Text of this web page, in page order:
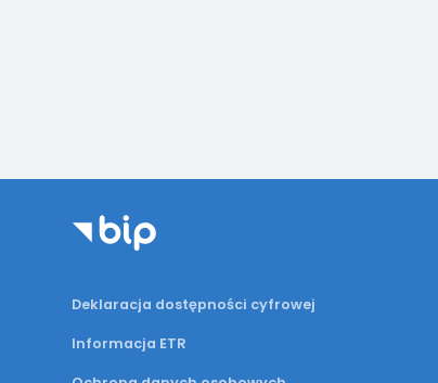
Deklaracja dostępności cyfrowej
Informacja ETR